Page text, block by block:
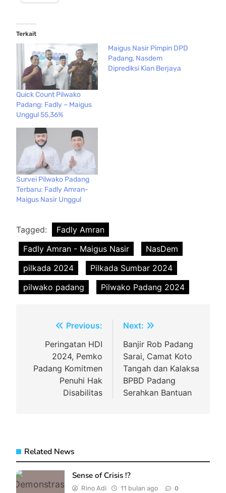
Terkait
Quick Count Pilwako
Padang: Fadly – Maigus
Unggul 55,36%
Maigus Nasir Pimpin DPD
Padang, Nasdem
Diprediksi Kian Berjaya
Survei Pilwako Padang
Terbaru: Fadly Amran-
Maigus Nasir Unggul
Tagged:
Fadly Amran
Fadly Amran - Maigus Nasir
NasDem
pilkada 2024
Pilkada Sumbar 2024
pilwako padang
Pilwako Padang 2024
Navigasi
pos
Previous:
Peringatan HDI
2024, Pemko
Padang Komitmen
Penuhi Hak
Disabilitas
Next:
Banjir Rob Padang
Sarai, Camat Koto
Tangah dan Kalaksa
BPBD Padang
Serahkan Bantuan
Related News
Sense of Crisis !?
Rino Adi 11 bulan ago 0